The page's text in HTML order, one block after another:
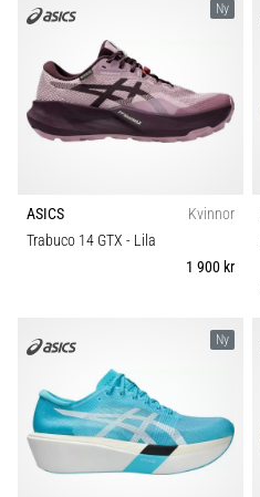
Ny
ASICS
Kvinnor
Trabuco 14 GTX - Lila
1 900 kr
Ny